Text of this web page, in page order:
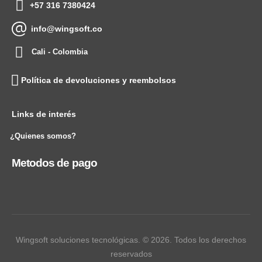
+57 316 7380424
info@wingsoft.co
Cali - Colombia
Política de devoluciones y reembolsos
Links de interés
¿Quienes somos?
Metodos de pago
Wingsoft soluciones tecnológicas. © 2026. Todos los derechos
reservados